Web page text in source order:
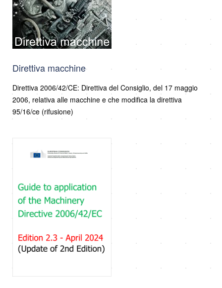
Direttiva macchine
Direttiva 2006/42/CE: Direttiva del Consiglio, del 17 maggio
2006, relativa alle macchine e che modifica la direttiva
95/16/ce (rifusione)